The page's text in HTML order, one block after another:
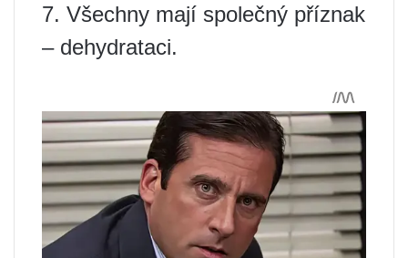
7. Všechny mají společný příznak
– dehydrataci.